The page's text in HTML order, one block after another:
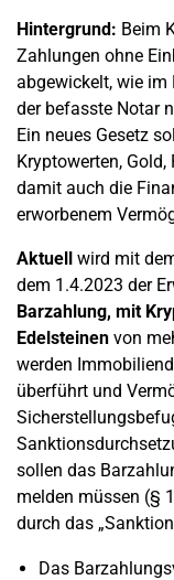
Hintergrund: Beim
Zahlungen ohne
abgewickelt, wie im
der befasste Notar
Ein neues Gesetz
Kryptowerten,
damit auch die
erworbenem
Aktuell wird mit
dem 1.4.2023 der
Barzahlung, mit
Edelsteinen von
werden
überführt und
sollen das
melden müssen (§
durch das
Das